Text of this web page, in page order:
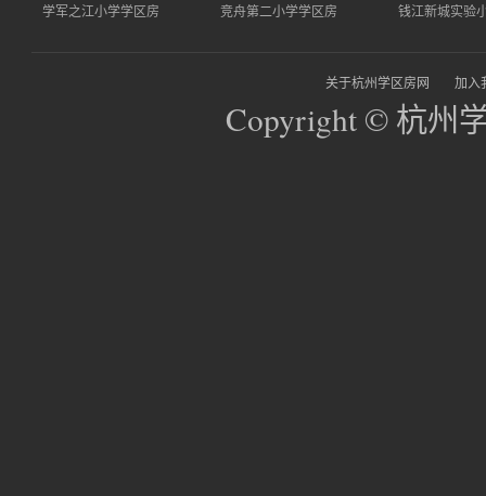
学军之江小学学区房 竞舟第二小学学区房 钱江新城实验
关于杭州学区房网 加入
Copyright © 杭州